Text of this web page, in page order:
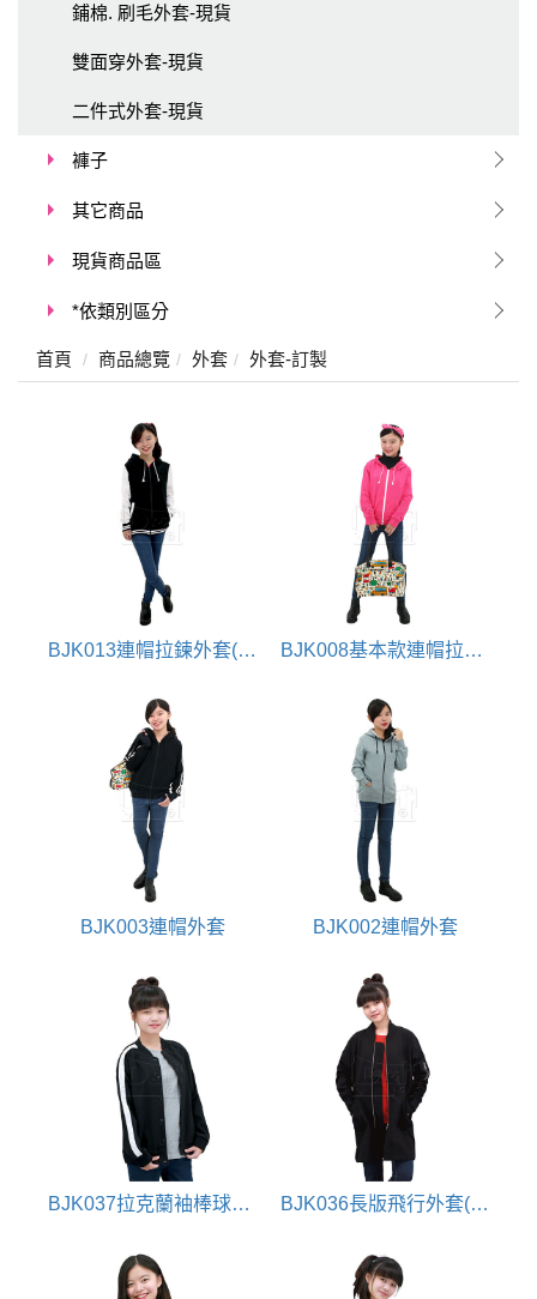
鋪棉. 刷毛外套-現貨
雙面穿外套-現貨
二件式外套-現貨
褲子
其它商品
現貨商品區
*依類別區分
首頁 商品總覽 外套 外套-訂製
BJK013連帽拉鍊外套(大學外套) BJK008基本款連帽拉鍊外套
BJK003連帽外套 BJK002連帽外套
BJK037拉克蘭袖棒球外套(手袖白條) BJK036長版飛行外套(下擺抽繩)